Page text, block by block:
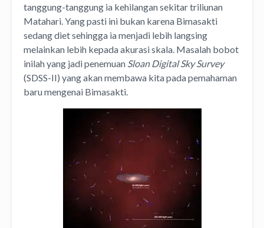
tanggung-tanggung ia kehilangan sekitar triliunan
Matahari. Yang pasti ini bukan karena Bimasakti
sedang diet sehingga ia menjadi lebih langsing
melainkan lebih kepada akurasi skala. Masalah bobot
inilah yang jadi penemuan Sloan Digital Sky Survey
(SDSS-II) yang akan membawa kita pada pemahaman
baru mengenai Bimasakti.